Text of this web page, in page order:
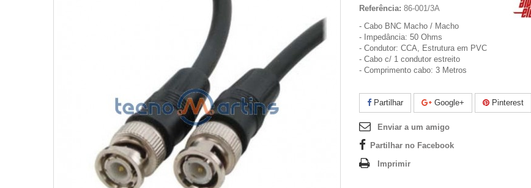
Referência: 86-001/3A
- Cabo BNC Macho / Macho
- Impedância: 50 Ohms
- Condutor: CCA, Estrutura em PVC
- Cabo c/ 1 condutor estreito
- Comprimento cabo: 3 Metros
Partilhar Google+ Pinterest
Enviar a um amigo
Partilhar no Facebook
Imprimir